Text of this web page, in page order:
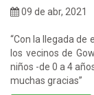
09 de abr, 2021
“Con la llegada de
los vecinos de
niños -de 0 a 4
muchas gracias”